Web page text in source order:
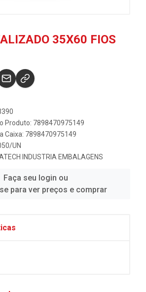
35X60 FIOS
Produto: 7898470975149
Caixa: 7898470975149
UN
INDUSTRIA EMBALAGENS
Faça seu login ou
para ver preços e comprar